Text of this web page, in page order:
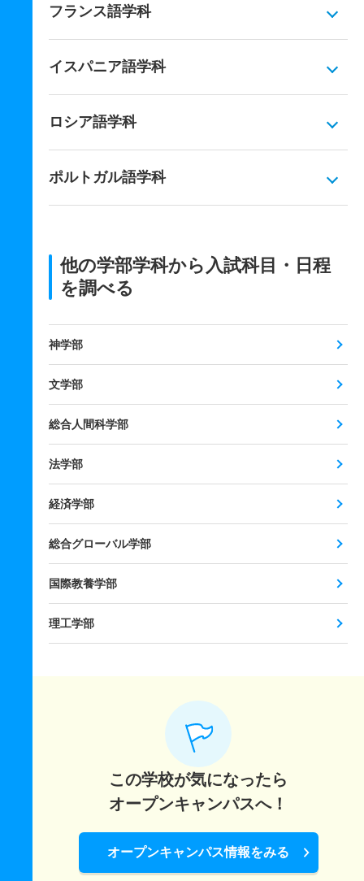
フランス語学科
イスパニア語学科
ロシア語学科
ポルトガル語学科
他の学部学科から入試科目・日程
を調べる
神学部
文学部
総合人間科学部
法学部
経済学部
総合グローバル学部
国際教養学部
理工学部
この学校が気になったら
オープンキャンパスへ！
オープンキャンパス情報をみる